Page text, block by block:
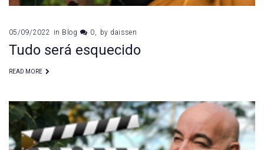
05/09/2022 in Blog 0 by daissen
Tudo será esquecido
READ MORE